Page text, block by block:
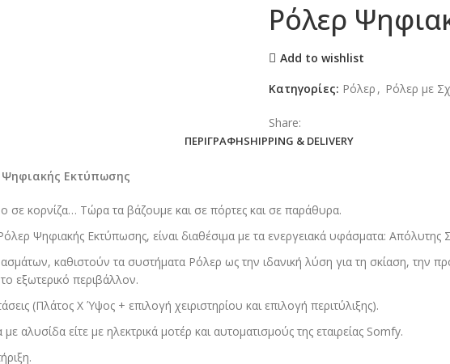
Ρόλερ
Add to wishlist
Κατηγορίες: Ρόλερ , Ρόλερ με
Share:
ΠΕΡΙΓΡΑΦΉSHIPPING & DELIVERY
Εκτύπωσης
σε κορνίζα… Τώρα τα βάζουμε και σε πόρτες και σε παράθυρα.
Ψηφιακής Εκτύπωσης, είναι διαθέσιμα με τα ενεργειακά υφάσματα:
καθιστούν τα συστήματα Ρόλερ ως την ιδανική λύση για τη σκίαση, την
εξωτερικό περιβάλλον.
(Πλάτος Χ Ύψος + επιλογή χειριστηρίου και επιλογή περιτύλιξης).
με αλυσίδα είτε με ηλεκτρικά μοτέρ και αυτοματισμούς της εταιρείας Somfy.